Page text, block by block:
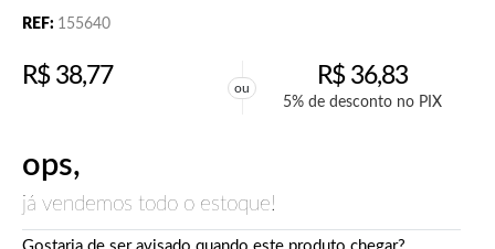
REF: 155640
R$38,77 ou R$36,83
5% de desconto no PIX
ops,
já vendemos todo o estoque!